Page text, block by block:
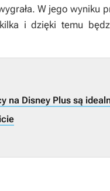
W jego wyniku
i dzięki temu
na Disney Plus są